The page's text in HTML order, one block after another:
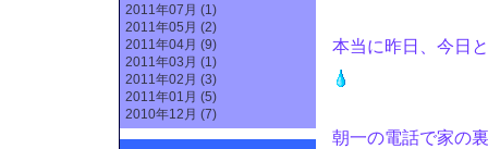
本当に昨日、今日
朝一の電話で家の
2011年07月 (1)
2011年05月 (2)
2011年04月 (9)
2011年03月 (1)
2011年02月 (3)
2011年01月 (5)
2010年12月 (7)